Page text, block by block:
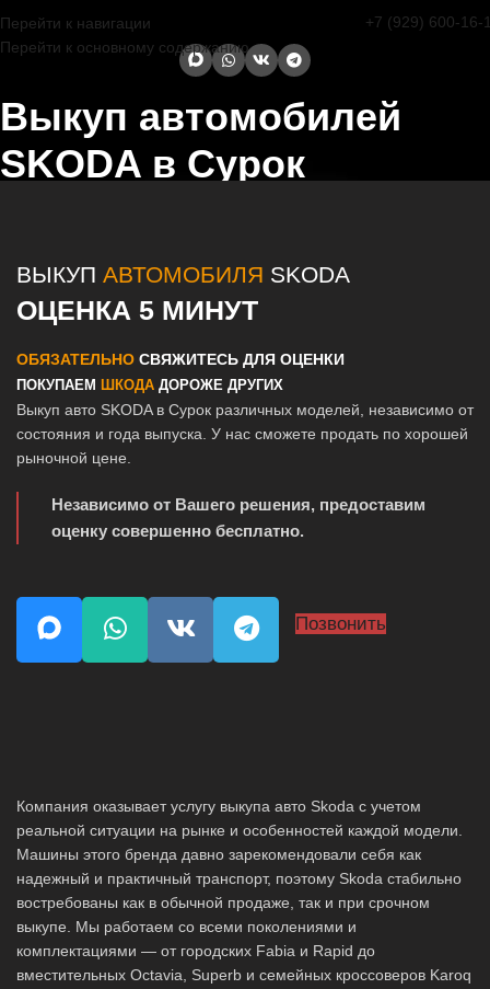
Перейти к навигации
Перейти к основному содержанию
+7 (929) 600-16-
Выкуп автомобилей
SKODA в Сурок
ВЫКУП АВТОМОБИЛЯ SKODA
ОЦЕНКА 5 МИНУТ
ОБЯЗАТЕЛЬНО СВЯЖИТЕСЬ ДЛЯ ОЦЕНКИ
ПОКУПАЕМ ШКОДА ДОРОЖЕ ДРУГИХ
Выкуп авто SKODA в Сурок различных моделей, независимо от
состояния и года выпуска. У нас сможете продать по хорошей
рыночной цене.
Независимо от Вашего решения, предоставим
оценку совершенно бесплатно.
Позвонить
Компания оказывает услугу выкупа авто Skoda с учетом
реальной ситуации на рынке и особенностей каждой модели.
Машины этого бренда давно зарекомендовали себя как
надежный и практичный транспорт, поэтому Skoda стабильно
востребованы как в обычной продаже, так и при срочном
выкупе. Мы работаем со всеми поколениями и
комплектациями — от городских Fabia и Rapid до
вместительных Octavia, Superb и семейных кроссоверов Karoq